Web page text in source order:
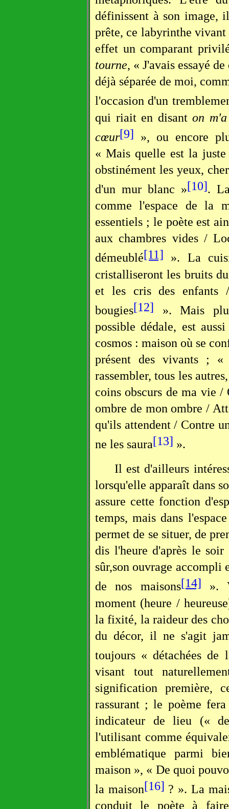
définissent à son image,
prête, ce labyrinthe
effet un comparant
tourne, « J'avais essayé
déjà séparée de moi,
l'occasion d'un
qui riait en disant on
cœur[9] », ou encore
« Mais quelle est la
obstinément les yeux,
d'un mur blanc »[10].
comme l'espace de la
essentiels ; le poète est
aux chambres vides /
démeublé[11] ». La
cristalliseront les bruits
et les cris des enfants
bougies[12] ». Mais
possible dédale, est
cosmos : maison où se
présent des vivants ;
rassembler, tous les
coins obscurs de ma vie /
ombre de mon ombre /
qu'ils attendent / Contre
ne les saura[13] ».
Il est d'ailleurs
lorsqu'elle apparaît dans
assure cette fonction
temps, mais dans
permet de se situer, de
dis l'heure d'après le
sûr,son ouvrage accompli
de nos maisons[14] ».
moment (heure /
la fixité, la raideur des
du décor, il ne s'agit
toujours « détachées de
visant tout
signification première,
rassurant ; le poème
indicateur de lieu («
l'utilisant comme
emblématique parmi
maison », « De quoi
la maison[16] ? ». La
conduit le poète à